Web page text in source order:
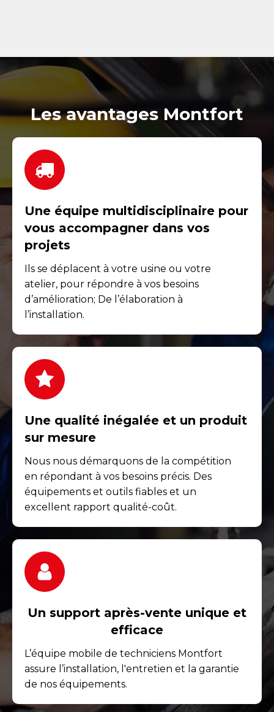
Les avantages Montfort
Une équipe multidisciplinaire pour
vous accompagner dans vos
projets
Ils se déplacent à votre usine ou votre
atelier, pour répondre à vos besoins
d’amélioration; De l’élaboration à
l’installation.
Une qualité inégalée et un produit
sur mesure
Nous nous démarquons de la compétition
en répondant à vos besoins précis. Des
équipements et outils fiables et un
excellent rapport qualité-coût.
Un support après-vente unique et
efficace
L’équipe mobile de techniciens Montfort
assure l’installation, l'entretien et la garantie
de nos équipements.